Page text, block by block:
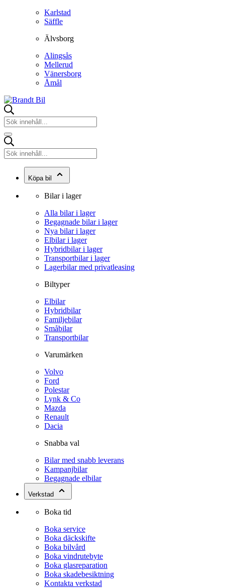
Karlstad
Säffle
Älvsborg
Alingsås
Mellerud
Vänersborg
Åmål
Köpa bil
Bilar i lager
Alla bilar i lager
Begagnade bilar i lager
Nya bilar i lager
Elbilar i lager
Hybridbilar i lager
Transportbilar i lager
Lagerbilar med privatleasing
Biltyper
Elbilar
Hybridbilar
Familjebilar
Småbilar
Transportbilar
Varumärken
Volvo
Ford
Polestar
Lynk & Co
Mazda
Renault
Dacia
Snabba val
Bilar med snabb leverans
Kampanjbilar
Begagnade elbilar
Verkstad
Boka tid
Boka service
Boka däckskifte
Boka bilvård
Boka vindrutebyte
Boka glasreparation
Boka skadebesiktning
Kontakta verkstad